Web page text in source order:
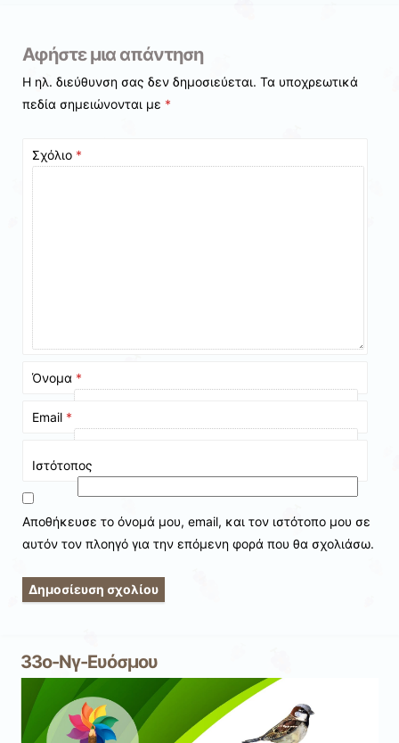
Αφήστε μια απάντηση
Η ηλ. διεύθυνση σας δεν δημοσιεύεται. Τα υποχρεωτικά
πεδία σημειώνονται με *
Σχόλιο *
Όνομα *
Email *
Ιστότοπος
Αποθήκευσε το όνομά μου, email, και τον ιστότοπο μου σε
αυτόν τον πλοηγό για την επόμενη φορά που θα σχολιάσω.
33ο-Νγ-Ευόσμου